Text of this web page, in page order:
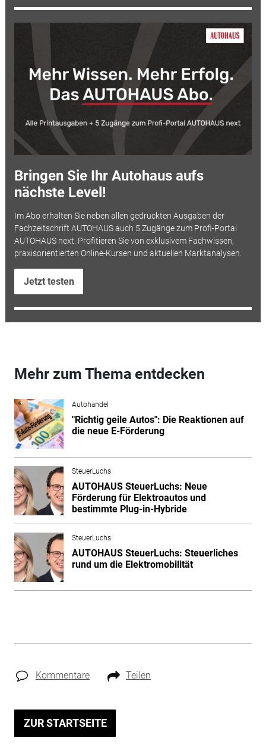
Bringen Sie Ihr Autohaus aufs
nächste Level!
Im Abo erhalten Sie neben allen gedruckten Ausgaben der
Fachzeitschrift AUTOHAUS auch 5 Zugänge zum Profi-Portal
AUTOHAUS next. Profitieren Sie von exklusivem Fachwissen,
praxisorientierten Online-Kursen und aktuellen Marktanalysen.
Jetzt testen
Mehr zum Thema entdecken
Autohandel
"Richtig geile Autos": Die Reaktionen auf
die neue E-Förderung
SteuerLuchs
AUTOHAUS SteuerLuchs: Neue
Förderung für Elektroautos und
bestimmte Plug-in-Hybride
SteuerLuchs
AUTOHAUS SteuerLuchs: Steuerliches
rund um die Elektromobilität
Kommentare Teilen
ZUR STARTSEITE